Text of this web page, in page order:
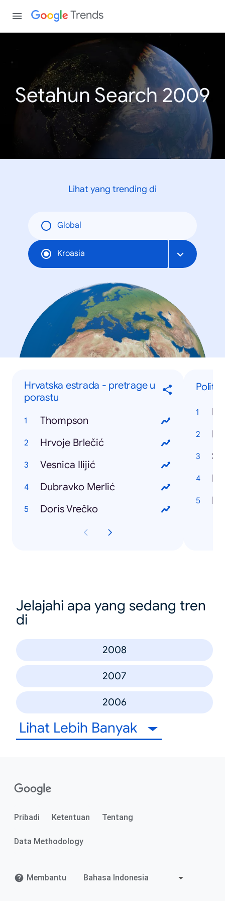
Trends
Setahun Search 2009
Lihat yang trending di
Global
Kroasia
Hrvatska estrada - pretrage u
porastu
Thompson
Hrvoje Brlečić
Vesnica Ilijić
Dubravko Merlić
Doris Vrečko
Jelajahi apa yang sedang tren
di
2008
2007
2006
Lihat Lebih Banyak
Pribadi Ketentuan Tentang
Data Methodology
Membantu